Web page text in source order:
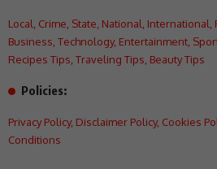
Local Crime State National International
Business Technology, Entertainment
Recipes Tips Traveling Tips Beauty Tips
Policies:
Privacy Policy, Disclaimer Policy, Cookies
Conditions